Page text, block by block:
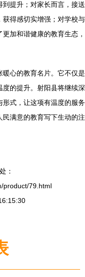
提升；对家长而言，接送
得感切实增强；对学校与
加和谐健康的教育生态，
心的教育名片。它不仅是
的提升。射阳县将继续深
式，让这项有温度的服务
满意的教育写下生动的注
：
product/79.html